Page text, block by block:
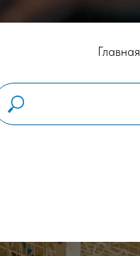
Главная